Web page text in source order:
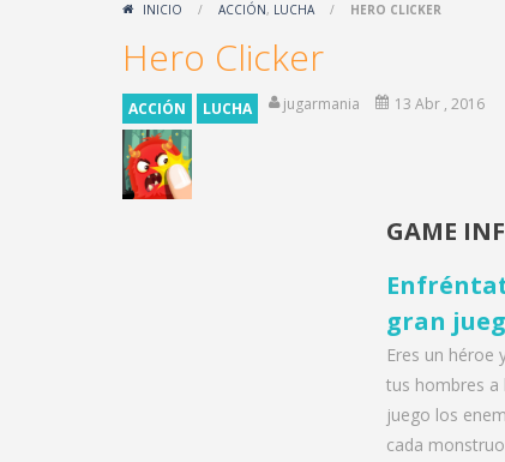
INICIO / ACCIÓN, LUCHA / HERO CLICKER
Hero Clicker
ACCIÓN LUCHA jugarmania 13 Abr , 2016
GAME
gran
Eres un héroe
tus hombres a
juego los
cada